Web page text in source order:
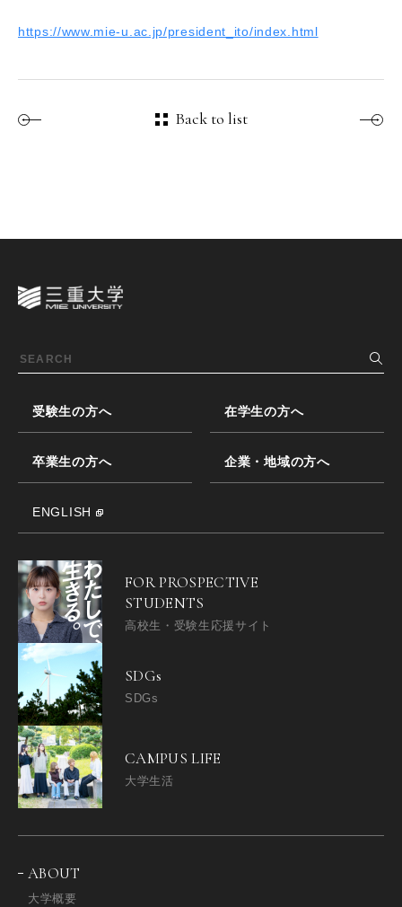
https://www.mie-u.ac.jp/president_ito/index.html
Back to list
受験生の方へ 在学生の方へ
卒業生の方へ 企業・地域の方へ
ENGLISH
FOR PROSPECTIVE
STUDENTS
高校生・受験生応援サイト
SDGs
SDGs
CAMPUS LIFE
大学生活
ABOUT
大学概要